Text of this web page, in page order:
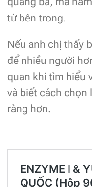
từ bên trong.
Nếu anh chị thấy
để nhiều người
quan khi tìm hiểu
và biết cách chọn
ràng hơn.